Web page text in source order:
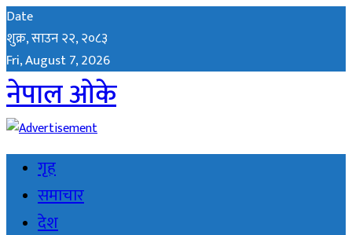
Date
शुक्र, साउन २२, २०८३
Fri, August 7, 2026
नेपाल ओके
गृह
समाचार
देश